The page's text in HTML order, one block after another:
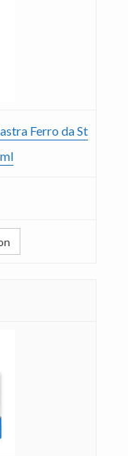
Ferro da St